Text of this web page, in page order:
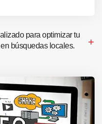
para optimizar tu
búsquedas locales.